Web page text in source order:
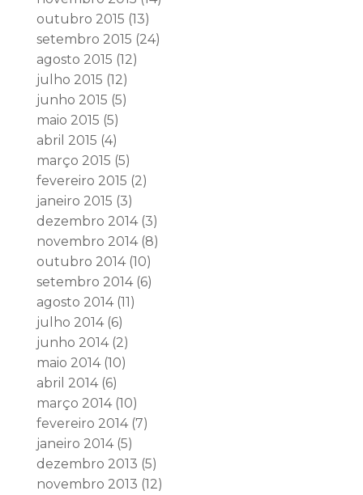
outubro 2015 (13)
setembro 2015 (24)
agosto 2015 (12)
julho 2015 (12)
junho 2015 (5)
maio 2015 (5)
abril 2015 (4)
março 2015 (5)
fevereiro 2015 (2)
janeiro 2015 (3)
dezembro 2014(3)
novembro 2014(8)
outubro 2014(10)
setembro 2014(6)
agosto 2014(11)
julho 2014(6)
junho 2014(2)
maio 2014(10)
abril 2014(6)
março 2014(10)
fevereiro 2014(7)
janeiro 2014(5)
dezembro 2013 (5)
novembro 2013 (12)